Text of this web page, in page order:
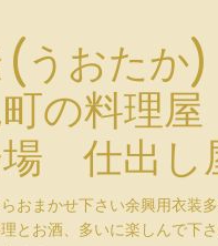
(うおたか
の料理
場 仕出し
おまかせ下さい余興用衣装
とお酒、多いに楽しんで下